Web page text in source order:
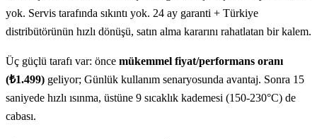
yok. Servis tarafında sıkıntı yok. 24 ay garanti + Türkiye
distribütörünün hızlı dönüşü, satın alma kararını rahatlatan bir kalem.
Üç güçlü tarafı var: önce mükemmel fiyat/performans oranı
(₺1.499) geliyor; Günlük kullanım senaryosunda avantaj. Sonra 15
saniyede hızlı ısınma, üstüne 9 sıcaklık kademesi (150-230°C) de
cabası.